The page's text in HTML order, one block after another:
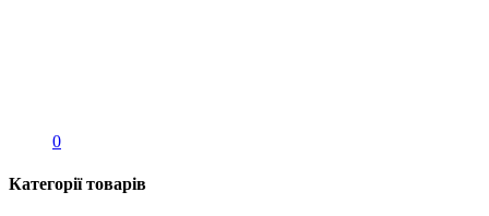
0
Категорії товарів